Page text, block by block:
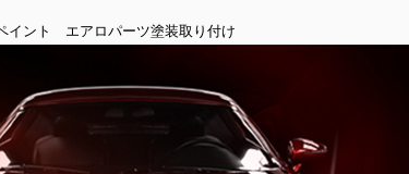
ント エアロパーツ塗装取り付け